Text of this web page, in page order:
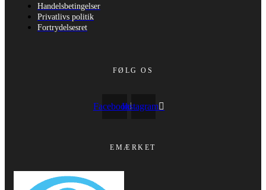
Handelsbetingelser
Privatlivs politik
Fortrydelsesret
FØLG OS
FacebookInstagram
EMÆRKET